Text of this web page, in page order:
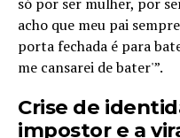
acho que meu pai
porta fechada é para
me cansarei de bater'”.
Crise de
impostor e a